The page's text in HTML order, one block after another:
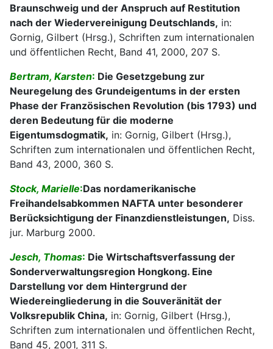
Braunschweig und der Anspruch auf Restitution
nach der Wiedervereinigung Deutschlands, in:
Gornig, Gilbert (Hrsg.), Schriften zum internationalen
und öffentlichen Recht, Band 41, 2000, 207 S.
Bertram, Karsten: Die Gesetzgebung zur
Neuregelung des Grundeigentums in der ersten
Phase der Französischen Revolution (bis 1793) und
deren Bedeutung für die moderne
Eigentumsdogmatik, in: Gornig, Gilbert (Hrsg.),
Schriften zum internationalen und öffentlichen Recht,
Band 43, 2000, 360 S.
Stock, Marielle:Das nordamerikanische
Freihandelsabkommen NAFTA unter besonderer
Berücksichtigung der Finanzdienstleistungen, Diss.
jur. Marburg 2000.
Jesch, Thomas: Die Wirtschaftsverfassung der
Sonderverwaltungsregion Hongkong. Eine
Darstellung vor dem Hintergrund der
Wiedereingliederung in die Souveränität der
Volksrepublik China, in: Gornig, Gilbert (Hrsg.),
Schriften zum internationalen und öffentlichen Recht,
Band 45, 2001, 311 S.